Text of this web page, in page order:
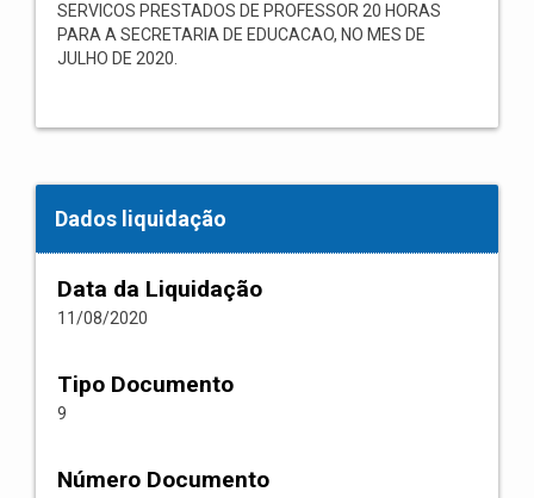
SERVICOS PRESTADOS DE PROFESSOR 20 HORAS
PARA A SECRETARIA DE EDUCACAO, NO MES DE
JULHO DE 2020.
Dados liquidação
Data da Liquidação
11/08/2020
Tipo Documento
9
Número Documento